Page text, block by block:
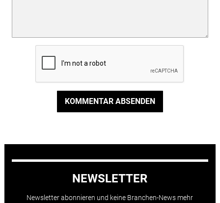
KOMMENTAR ABSENDEN
NEWSLETTER
Newsletter abonnieren und keine Branchen-News mehr